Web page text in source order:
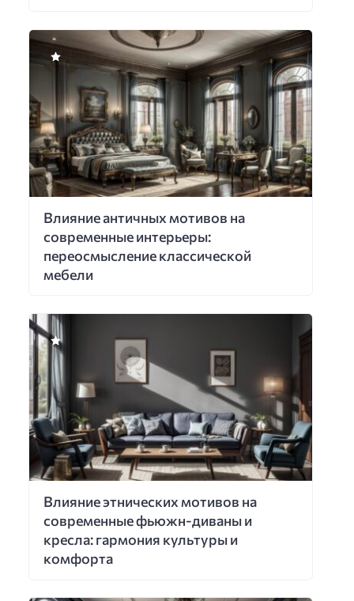
Влияние античных мотивов на
современные интерьеры:
переосмысление классической
мебели
Влияние этнических мотивов на
современные фьюжн-диваны и
кресла: гармония культуры и
комфорта